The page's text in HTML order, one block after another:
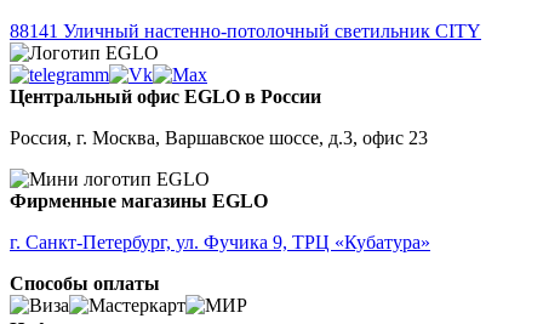
88141 Уличный настенно-потолочный светильник CITY
Центральный офис EGLO в России
Россия, г. Москва, Варшавское шоссе, д.3, офис 23
Фирменные магазины EGLO
г. Санкт-Петербург, ул. Фучика 9, ТРЦ «Кубатура»
Способы оплаты